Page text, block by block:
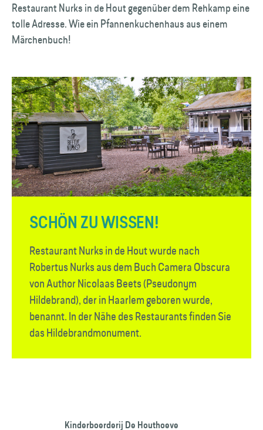
Restaurant Nurks in de Hout gegenüber dem Rehkamp eine
tolle Adresse. Wie ein Pfannen­kuchenhaus aus einem
Märchenbuch!
SCHÖN ZU WISSEN!
Restaurant Nurks in de Hout wurde nach
Robertus Nurks aus dem Buch Camera Obscura
von Author Nicolaas Beets (Pseudonym
Hildebrand), der in Haarlem geboren wurde,
benannt. In der Nähe des Restaurants finden Sie
das Hildebrandmonument.
Kinderboerderij De Houthoeve